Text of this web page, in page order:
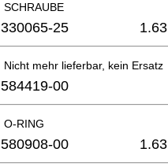
SCHRAUBE
330065-25 1.63
Nicht mehr lieferbar, kein Ersatz
584419-00
O-RING
580908-00 1.63